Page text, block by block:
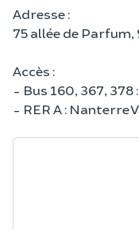
Adresse :
75 allée de
Accès :
- Bus 160, 367,
- RER A : Nanterre